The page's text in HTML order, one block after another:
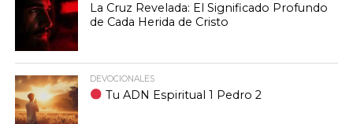
La Cruz Revelada: El Significado Profundo
de Cada Herida de Cristo
DEVOCIONALES
Tu ADN Espiritual 1 Pedro 2